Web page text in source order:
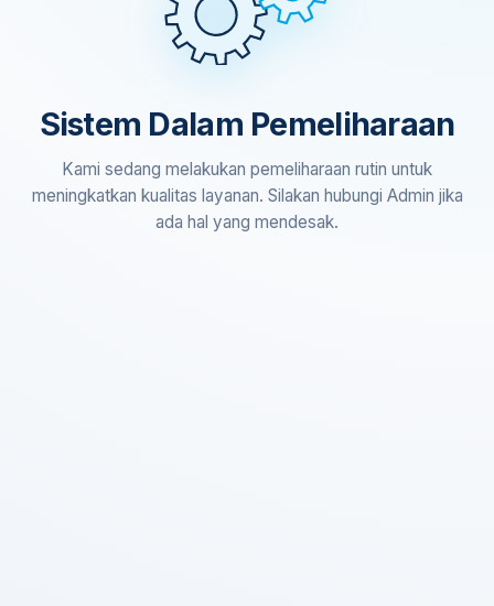
Sistem Dalam Pemeliharaan
Kami sedang melakukan pemeliharaan rutin untuk
meningkatkan kualitas layanan. Silakan hubungi Admin jika
ada hal yang mendesak.